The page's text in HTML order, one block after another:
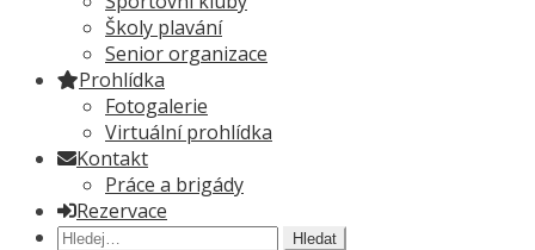
Školy plavání
Senior organizace
Prohlídka
Fotogalerie
Virtuální prohlídka
Kontakt
Práce a brigády
Rezervace
Hledat: